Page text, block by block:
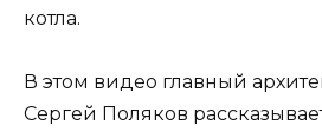
котла.
В этом видео главный
Сергей Поляков